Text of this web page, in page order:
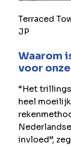
Terraced
JP
Waarom
voor
“Het
heel
invloed”,